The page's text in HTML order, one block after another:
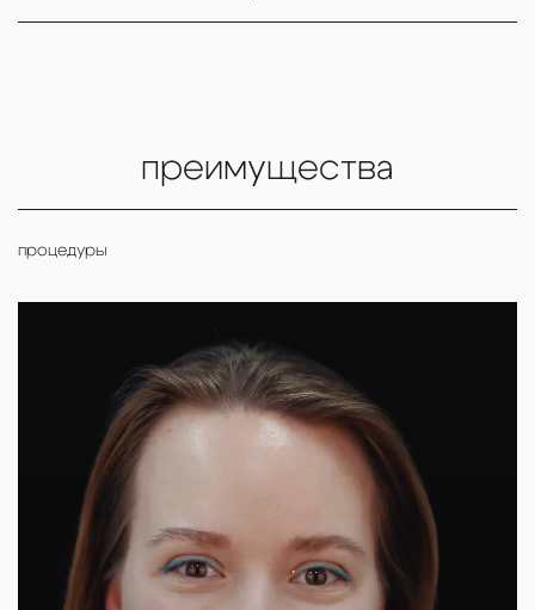
преимущества
процедуры